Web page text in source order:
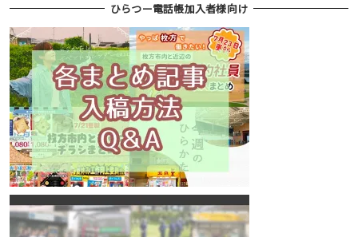
ひらつー電話帳加入者様向け